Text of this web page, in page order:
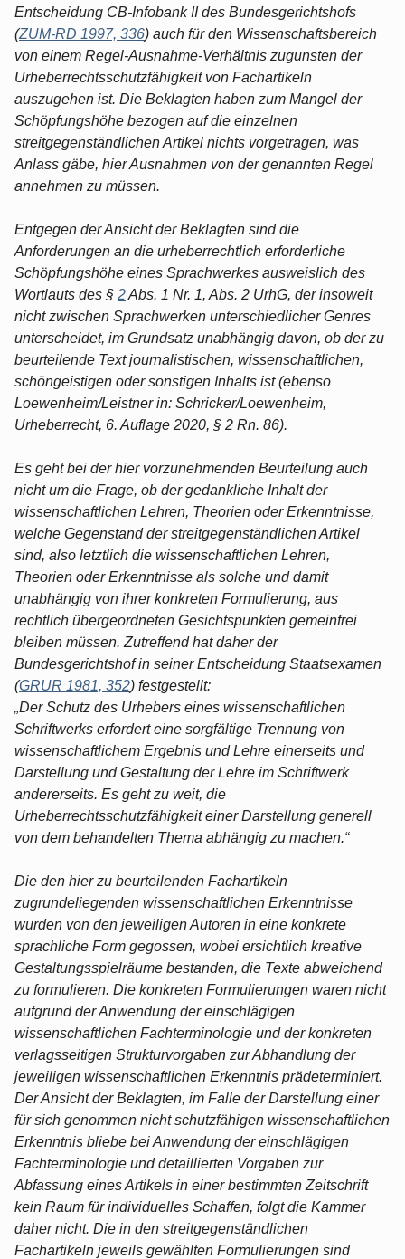
Entscheidung CB-Infobank II des Bundesgerichtshofs
(ZUM-RD 1997, 336) auch für den Wissenschaftsbereich
von einem Regel-Ausnahme-Verhältnis zugunsten der
Urheberrechtsschutzfähigkeit von Fachartikeln
auszugehen ist. Die Beklagten haben zum Mangel der
Schöpfungshöhe bezogen auf die einzelnen
streitgegenständlichen Artikel nichts vorgetragen, was
Anlass gäbe, hier Ausnahmen von der genannten Regel
annehmen zu müssen.
Entgegen der Ansicht der Beklagten sind die
Anforderungen an die urheberrechtlich erforderliche
Schöpfungshöhe eines Sprachwerkes ausweislich des
Wortlauts des § 2Abs. 1 Nr. 1, Abs. 2 UrhG, der insoweit
nicht zwischen Sprachwerken unterschiedlicher Genres
unterscheidet, im Grundsatz unabhängig davon, ob der zu
beurteilende Text journalistischen, wissenschaftlichen,
schöngeistigen oder sonstigen Inhalts ist (ebenso
Loewenheim/Leistner in: Schricker/Loewenheim,
Urheberrecht, 6. Auflage 2020, § 2 Rn. 86).
Es geht bei der hier vorzunehmenden Beurteilung auch
nicht um die Frage, ob der gedankliche Inhalt der
wissenschaftlichen Lehren, Theorien oder Erkenntnisse,
welche Gegenstand der streitgegenständlichen Artikel
sind, also letztlich die wissenschaftlichen Lehren,
Theorien oder Erkenntnisse als solche und damit
unabhängig von ihrer konkreten Formulierung, aus
rechtlich übergeordneten Gesichtspunkten gemeinfrei
bleiben müssen. Zutreffend hat daher der
Bundesgerichtshof in seiner Entscheidung Staatsexamen
(GRUR 1981, 352) festgestellt:
„Der Schutz des Urhebers eines wissenschaftlichen
Schriftwerks erfordert eine sorgfältige Trennung von
wissenschaftlichem Ergebnis und Lehre einerseits und
Darstellung und Gestaltung der Lehre im Schriftwerk
andererseits. Es geht zu weit, die
Urheberrechtsschutzfähigkeit einer Darstellung generell
von dem behandelten Thema abhängig zu machen.“
Die den hier zu beurteilenden Fachartikeln
zugrundeliegenden wissenschaftlichen Erkenntnisse
wurden von den jeweiligen Autoren in eine konkrete
sprachliche Form gegossen, wobei ersichtlich kreative
Gestaltungsspielräume bestanden, die Texte abweichend
zu formulieren. Die konkreten Formulierungen waren nicht
aufgrund der Anwendung der einschlägigen
wissenschaftlichen Fachterminologie und der konkreten
verlagsseitigen Strukturvorgaben zur Abhandlung der
jeweiligen wissenschaftlichen Erkenntnis prädeterminiert.
Der Ansicht der Beklagten, im Falle der Darstellung einer
für sich genommen nicht schutzfähigen wissenschaftlichen
Erkenntnis bliebe bei Anwendung der einschlägigen
Fachterminologie und detaillierten Vorgaben zur
Abfassung eines Artikels in einer bestimmten Zeitschrift
kein Raum für individuelles Schaffen, folgt die Kammer
daher nicht. Die in den streitgegenständlichen
Fachartikeln jeweils gewählten Formulierungen sind